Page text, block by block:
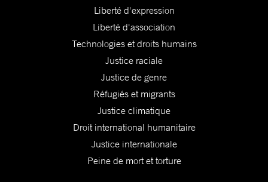
Liberté d'expression
Liberté d'association
Technologies et droits humains
Justice raciale
Justice de genre
Réfugiés et migrants
Justice climatique
Droit international humanitaire
Justice internationale
Peine de mort et torture